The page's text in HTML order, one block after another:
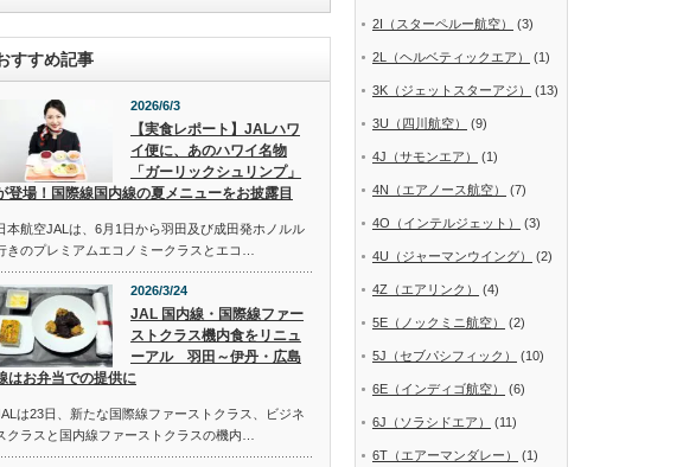
すすめ記事
2026/6/3
【実食レポート】JALハワ
イ便に、あのハワイ名物
「ガーリックシュリンプ」
登場！国際線国内線の夏メニューをお披露目
本航空JALは、6月1日から羽田及び成田発ホノルル
きのプレミアムエコノミークラスとエコ…
2026/3/24
JAL 国内線・国際線ファー
ストクラス機内食をリニュ
ーアル 羽田～伊丹・広島
はお弁当での提供に
は23日、新たな国際線ファーストクラス、ビジネ
クラスと国内線ファーストクラスの機内…
2I（スターペルー航空） (3)
2L（ヘルベティックエア） (1)
3K（ジェットスターアジ） (13)
3U（四川航空） (9)
4J（サモンエア） (1)
4N（エアノース航空） (7)
4O（インテルジェット） (3)
4U（ジャーマンウイング） (2)
4Z（エアリンク） (4)
5E（ノックミニ航空） (2)
5J（セブパシフィック） (10)
6E（インディゴ航空） (6)
6J（ソラシドエア） (11)
6T（エアーマンダレー） (1)